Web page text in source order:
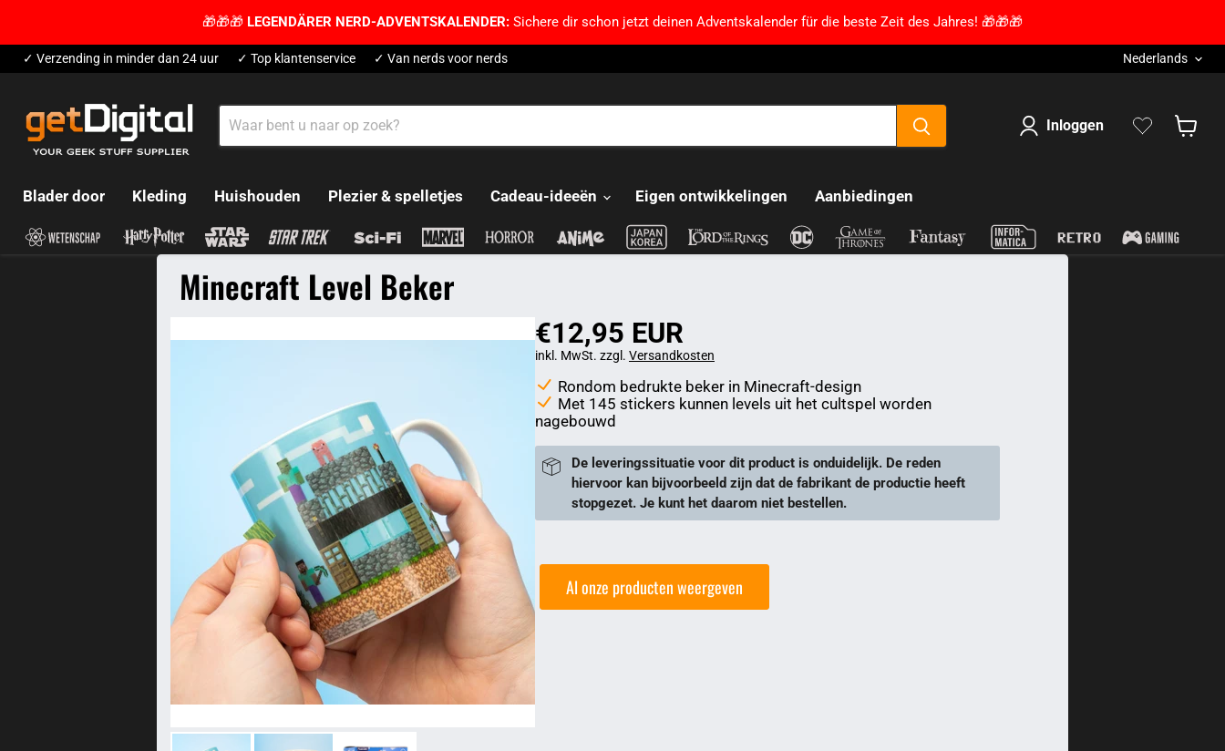
🎁🎁🎁 LEGENDÄRER NERD-ADVENTSKALENDER: Sichere dir schon jetzt deinen Adventskalender für die beste Zeit des Jahres! 🎁🎁🎁
✓ Verzending in minder dan 24 uur ✓ Top klantenservice ✓ Van nerds voor nerds Taal
Nederlands
Inloggen
Blader door Kleding Huishouden Plezier & spelletjes Cadeau-ideeën Eigen ontwikkelingen Aanbiedingen
Minecraft Level Beker
€12,95 EUR
inkl. MwSt. zzgl. Versandkosten
Rondom bedrukte beker in Minecraft-design
Met 145 stickers kunnen levels uit het cultspel worden
nagebouwd
De leveringssituatie voor dit product is onduidelijk. De reden
hiervoor kan bijvoorbeeld zijn dat de fabrikant de productie heeft
stopgezet. Je kunt het daarom niet bestellen.
Al onze producten weergeven